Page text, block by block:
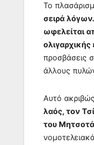
Το
σειρά
ωφελείται
προσβάσεις
άλλους
Αυτό
λαός, τον
του